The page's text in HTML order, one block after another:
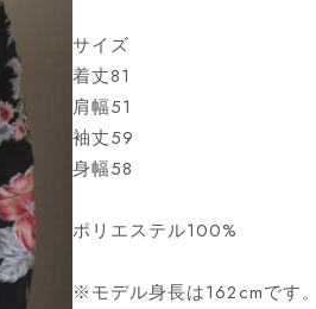
サイズ
着丈81
肩幅51
袖丈59
身幅58
ポリエステル100%
※モデル身長は162cmです。